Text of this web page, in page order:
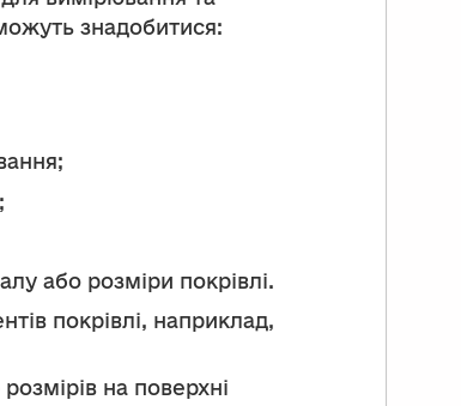
знадобитися:
або розміри покрівлі.
покрівлі, наприклад,
на поверхні